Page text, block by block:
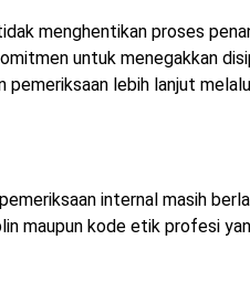
menghentikan proses
untuk menegakkan
lebih lanjut
internal masih
maupun kode etik profesi